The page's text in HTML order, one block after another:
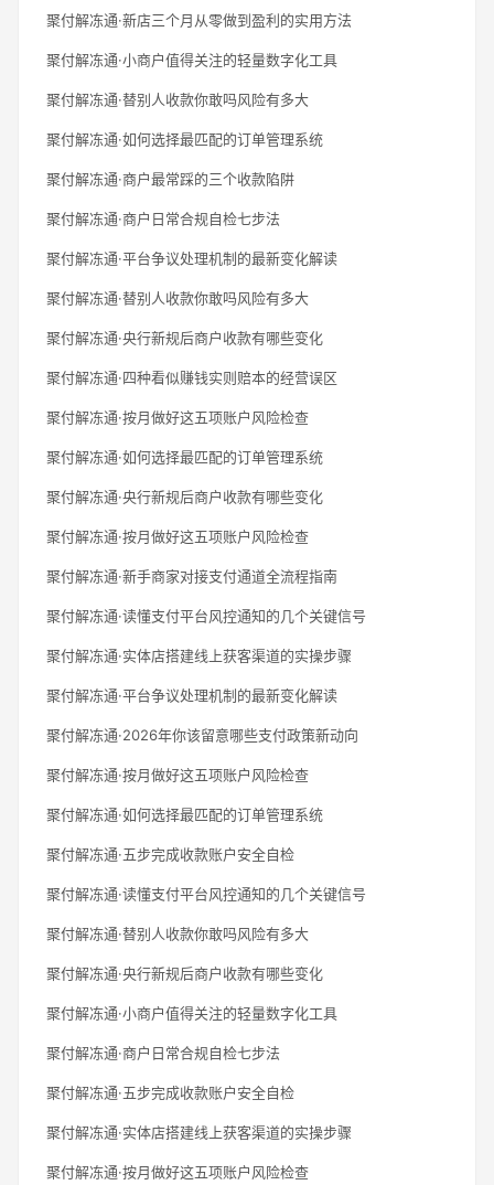
聚付解冻通·新店三个月从零做到盈利的实用方法
聚付解冻通·小商户值得关注的轻量数字化工具
聚付解冻通·替别人收款你敢吗风险有多大
聚付解冻通·如何选择最匹配的订单管理系统
聚付解冻通·商户最常踩的三个收款陷阱
聚付解冻通·商户日常合规自检七步法
聚付解冻通·平台争议处理机制的最新变化解读
聚付解冻通·替别人收款你敢吗风险有多大
聚付解冻通·央行新规后商户收款有哪些变化
聚付解冻通·四种看似赚钱实则赔本的经营误区
聚付解冻通·按月做好这五项账户风险检查
聚付解冻通·如何选择最匹配的订单管理系统
聚付解冻通·央行新规后商户收款有哪些变化
聚付解冻通·按月做好这五项账户风险检查
聚付解冻通·新手商家对接支付通道全流程指南
聚付解冻通·读懂支付平台风控通知的几个关键信号
聚付解冻通·实体店搭建线上获客渠道的实操步骤
聚付解冻通·平台争议处理机制的最新变化解读
聚付解冻通·2026年你该留意哪些支付政策新动向
聚付解冻通·按月做好这五项账户风险检查
聚付解冻通·如何选择最匹配的订单管理系统
聚付解冻通·五步完成收款账户安全自检
聚付解冻通·读懂支付平台风控通知的几个关键信号
聚付解冻通·替别人收款你敢吗风险有多大
聚付解冻通·央行新规后商户收款有哪些变化
聚付解冻通·小商户值得关注的轻量数字化工具
聚付解冻通·商户日常合规自检七步法
聚付解冻通·五步完成收款账户安全自检
聚付解冻通·实体店搭建线上获客渠道的实操步骤
聚付解冻通·按月做好这五项账户风险检查